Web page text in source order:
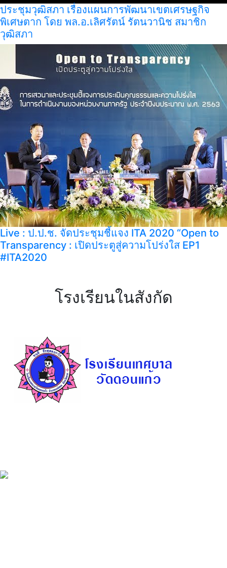
ประชุมวุฒิสภา เรื่องแผนการพัฒนาเขตเศรษฐกิจ
พิเศษตาก โดย พล.อ.เลิศรัตน์ รัตนวานิช สมาชิก
วุฒิสภา
Live : ป.ป.ช. จัดประชุมชี้แจง ITA 2020 “Open to
Transparency : เปิดประตูสู่ความโปร่งใส EP1
#ITA2020
โรงเรียนในสังกัด